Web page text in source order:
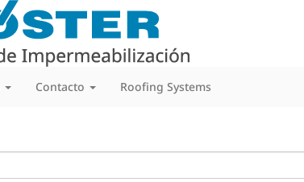
Contacto Roofing Systems